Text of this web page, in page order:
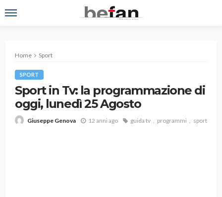
Home Sport
SPORT
Sport in Tv: la programmazione di
oggi, lunedì 25 Agosto
Giuseppe Genova 12 anni ago guida tv programmi sport